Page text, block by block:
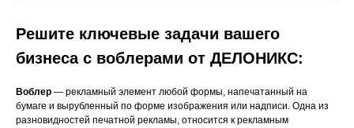
Решите ключевые задачи вашего
бизнеса с воблерами от ДЕЛОНИКС:
Воблер — рекламный элемент любой формы, напечатанный на
бумаге и вырубленный по форме изображения или надписи. Одна из
разновидностей печатной рекламы, относится к рекламным